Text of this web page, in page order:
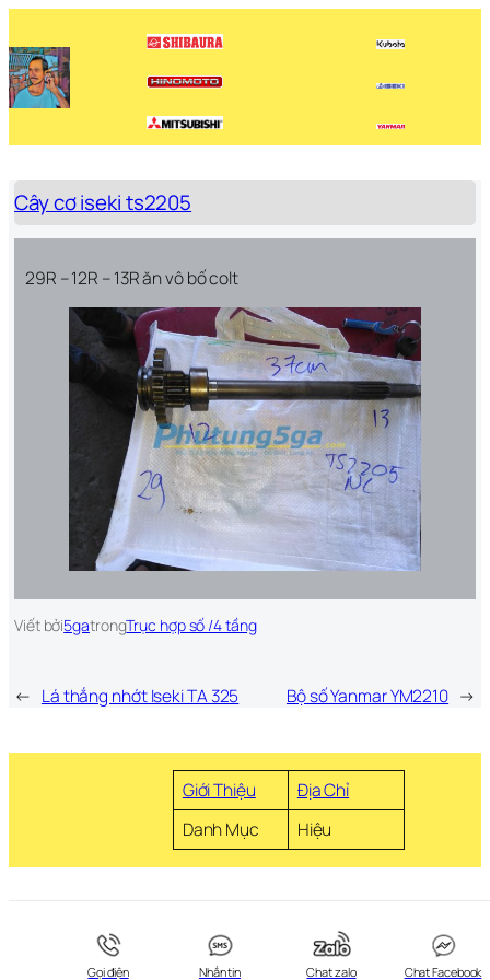
đến
phần
nội
dung
Cây cơ iseki ts2205
29R – 12R – 13R ăn vô bố colt
Viết bởi5gatrongTrục hợp số /4 tầng
← Lá thắng nhớt Iseki TA 325 Bộ số Yanmar YM2210 →
Giới Thiệu
Địa Chỉ
Danh Mục
Hiệu
Gọi điện Nhắn tin Chat zalo Chat Facebook